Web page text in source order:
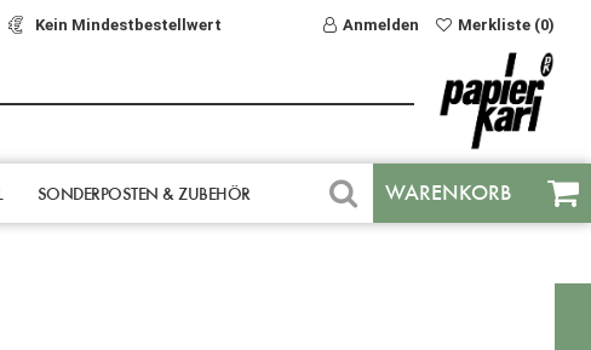
Kein Mindestbestellwert Anmelden Merkliste (0)
SONDERPOSTEN & ZUBEHÖR WARENKORB